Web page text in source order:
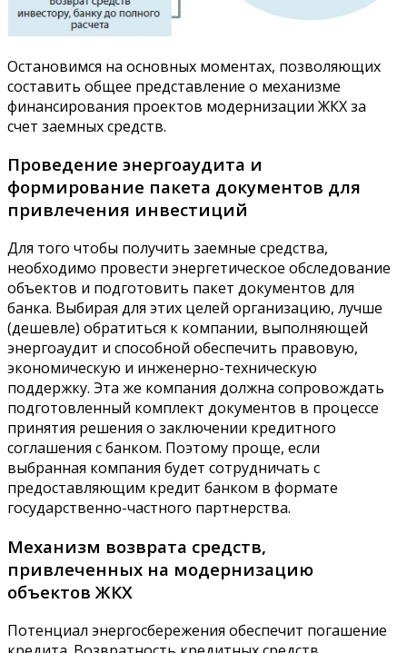
Остановимся на основных моментах, позволяющих
составить общее представление о механизме
финансирования проектов модернизации ЖКХ за
счет заемных средств.
Проведение энергоаудита и
формирование пакета документов для
привлечения инвестиций
Для того чтобы получить заемные средства,
необходимо провести энергетическое обследование
объектов и подготовить пакет документов для
банка. Выбирая для этих целей организацию, лучше
(дешевле) обратиться к компании, выполняющей
энергоаудит и способной обеспечить правовую,
экономическую и инженерно-техническую
поддержку. Эта же компания должна сопровождать
подготовленный комплект документов в процессе
принятия решения о заключении кредитного
соглашения с банком. Поэтому проще, если
выбранная компания будет сотрудничать с
предоставляющим кредит банком в формате
государственно-частного партнерства.
Механизм возврата средств,
привлеченных на модернизацию
объектов ЖКХ
Потенциал энергосбережения обеспечит погашение